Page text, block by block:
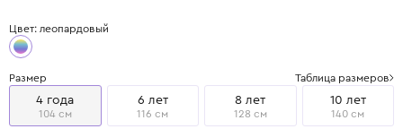
Цвет: леопардовый
Размер Таблица размеров
4 года
104 см
6 лет
116 см
8 лет
128 см
10 лет
140 см